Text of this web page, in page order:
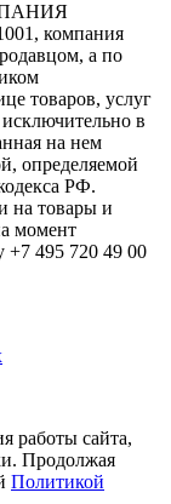
компания
а по
товаров, услуг
в
на нем
определяемой
РФ.
на товары и
момент
+7 495 720 49 00
работы сайта,
Продолжая
Политикой